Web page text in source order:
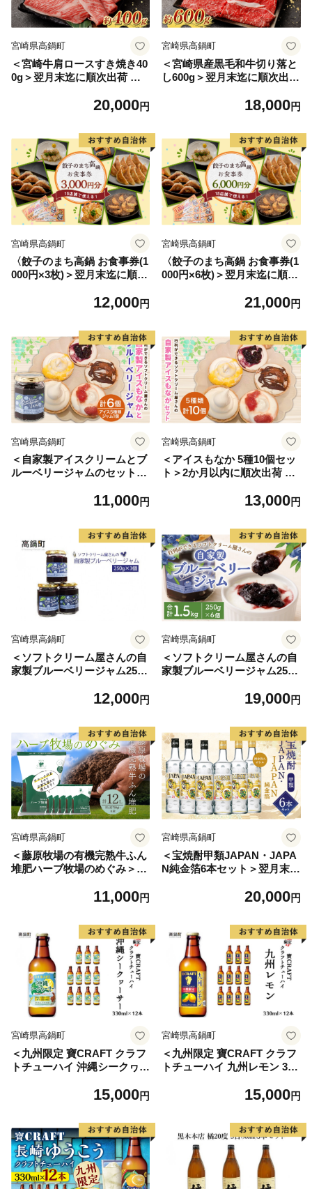
宮崎県高鍋町
＜宮崎牛肩ロースすき焼き40
0g＞翌月末迄に順次出荷 黒
20,000円
宮崎県高鍋町
＜宮崎県産黒毛和牛切り落と
し600g＞翌月末迄に順次出荷
落とし 宮崎県産 冷凍18,000円
宮崎県高鍋町
〈餃子のまち高鍋 お食事券(1
000円×3枚)＞翌月末迄に順次
ザ 焼き餃子 チケット 15店舗
12,000円
宮崎県高鍋町
〈餃子のまち高鍋 お食事券(1
000円×6枚)＞翌月末迄に順次
ザ 焼き餃子 チケット 15店舗
21,000円
宮崎県高鍋町
＜自家製アイスクリームとブ
ルーベリージャムのセット＞
ジャム セット ブルーベリー
11,000円
宮崎県高鍋町
＜アイスもなか 5種10個セッ
ト＞2か月以内に順次出荷 ア
13,000円
宮崎県高鍋町
＜ソフトクリーム屋さんの自
家製ブルーベリージャム250g
12,000円
宮崎県高鍋町
＜ソフトクリーム屋さんの自
家製ブルーベリージャム250g
ャム ブルーベリー 6個19,000円
宮崎県高鍋町
＜藤原牧場の有機完熟牛ふん
堆肥ハーブ牧場のめぐみ＞翌
g）×6袋 計12L 家庭菜園 プラ
11,000円
宮崎県高鍋町
＜宝焼酎甲類JAPAN・JAPA
N純金箔6本セット＞翌月末迄
20,000円
宮崎県高鍋町
＜九州限定 寶CRAFT クラフ
トチューハイ 沖縄シークヮー
認後、翌月末迄に順次出荷し
15,000円
宮崎県高鍋町
＜九州限定 寶CRAFT クラフ
トチューハイ 九州レモン 330
月末迄に順次出荷します。
15,000円